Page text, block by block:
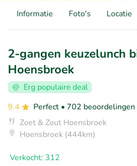
Informatie Foto's Locatie
2-gangen keuzelunch
Hoensbroek
Erg populaire deal
9.4
Perfect • 702 beoordelingen
Zoet & Zout Hoensbroek
Hoensbroek (444km)
Verkocht: 312